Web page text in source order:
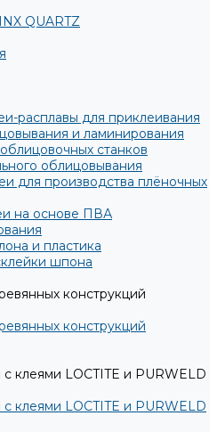
QUARTZ
расплавы для приклеивания
и ламинирования
станков
облицовывания
для производства плёночных
на основе ПВА
и пластика
шпона
конструкций
конструкций
клеями LOCTITE и PURWELD
клеями LOCTITE и PURWELD